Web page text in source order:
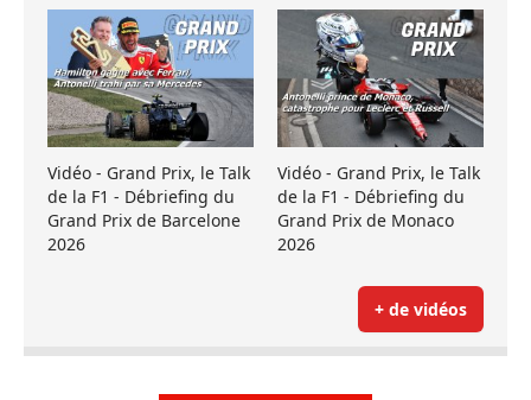
Vidéo - Grand Prix, le Talk
de la F1 - Débriefing du
Grand Prix de Barcelone
2026
Vidéo - Grand Prix, le Talk
de la F1 - Débriefing du
Grand Prix de Monaco
2026
+ de vidéos